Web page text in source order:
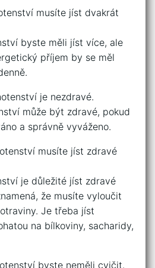
musíte jíst dvakrát
byste měli jíst více, ale
příjem by se měl
je nezdravé.
může být zdravé, pokud
a správně vyváženo.
musíte jíst zdravé
je důležité jíst zdravé
že musíte vyloučit
Je třeba jíst
na bílkoviny, sacharidy,
byste neměli cvičit.